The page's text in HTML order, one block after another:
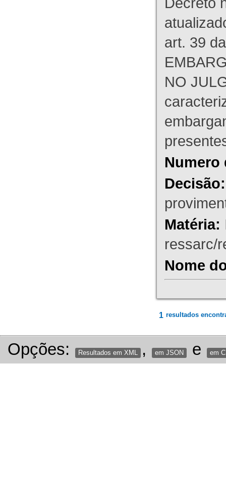
art. 39
NO
Numero
Decisão:
Matéria:
ressarc/
Nome
1 resultados
Opções: Resultados em XML , em JSON e em